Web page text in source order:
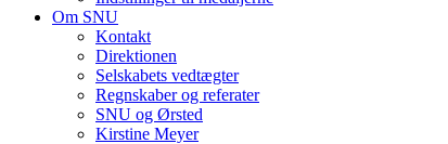
Om SNU
Kontakt
Direktionen
Selskabets vedtægter
Regnskaber og referater
SNU og Ørsted
Kirstine Meyer